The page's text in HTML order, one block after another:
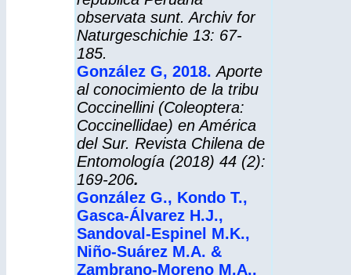
observata sunt. Archiv for
Naturgeschichie 13: 67-
185.
González G, 2018. Aporte
al conocimiento de la tribu
Coccinellini (Coleoptera:
Coccinellidae) en América
del Sur. Revista Chilena de
Entomología(2018) 44 (2):
169-206.
González G., Kondo T.,
Gasca-Álvarez H.J.,
Sandoval-Espinel M.K.,
Niño-Suárez M.A. &
Zambrano-Moreno M.A.,